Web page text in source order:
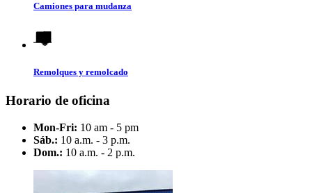
Camiones para mudanza
Remolques y remolcado
Horario de oficina
Mon-Fri: 10 am - 5 pm
Sáb.: 10 a.m. - 3 p.m.
Dom.: 10 a.m. - 2 p.m.